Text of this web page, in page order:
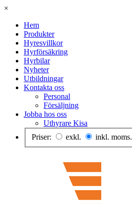
×
Hem
Produkter
Hyresvillkor
Hyrförsäkring
Hyrbilar
Nyheter
Utbildningar
Kontakta oss
Personal
Försäljning
Jobba hos oss
Uthyrare Kisa
Priser:
exkl. inkl. moms.